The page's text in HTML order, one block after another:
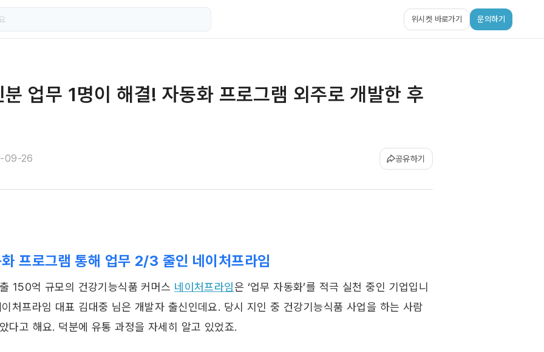
위시켓 바로가기 문의하기
업무 1명이 해결! 자동화 프로그램 외주로 개발한 후
09-26 공유하기
프로그램 통해 업무 2/3 줄인 네이처프라임
150억 규모의 건강기능식품 커머스 네이처프라임은 ‘업무 자동화’를 적극 실천 중인 기업입니
처프라임 대표 김대중 님은 개발자 출신인데요. 당시 지인 중 건강기능식품 사업을 하는 사람
다고 해요. 덕분에 유통 과정을 자세히 알고 있었죠.